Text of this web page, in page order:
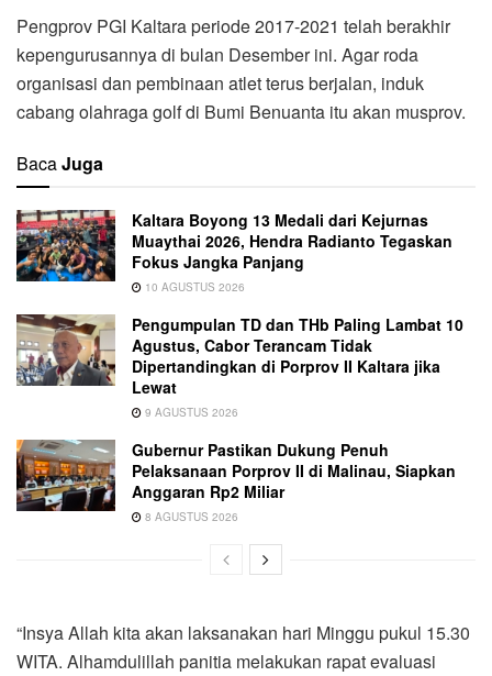
Pengprov PGI Kaltara periode 2017-2021 telah berakhir
kepengurusannya di bulan Desember ini. Agar roda
organisasi dan pembinaan atlet terus berjalan, induk
cabang olahraga golf di Bumi Benuanta itu akan musprov.
BacaJuga
Kaltara Boyong 13 Medali dari Kejurnas
Muaythai 2026, Hendra Radianto Tegaskan
Fokus Jangka Panjang
10 AGUSTUS 2026
Pengumpulan TD dan THb Paling Lambat 10
Agustus, Cabor Terancam Tidak
Dipertandingkan di Porprov II Kaltara jika
Lewat
9 AGUSTUS 2026
Gubernur Pastikan Dukung Penuh
Pelaksanaan Porprov II di Malinau, Siapkan
Anggaran Rp2 Miliar
8 AGUSTUS 2026
“Insya Allah kita akan laksanakan hari Minggu pukul 15.30
WITA. Alhamdulillah panitia melakukan rapat evaluasi